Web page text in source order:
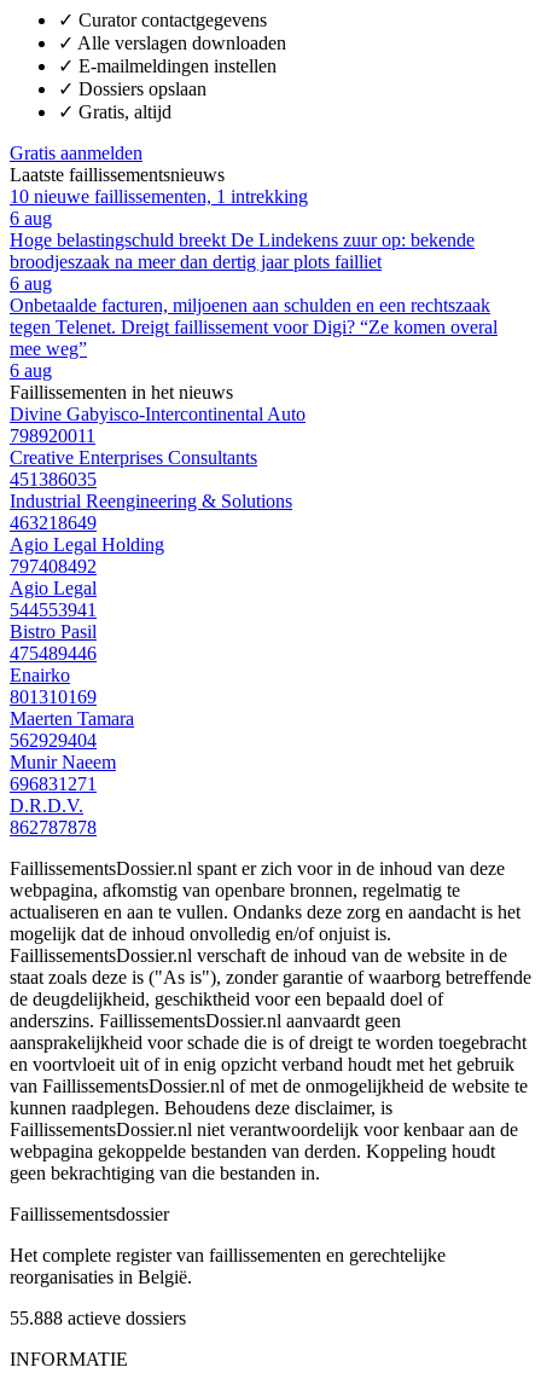
✓ Curator contactgegevens
✓ Alle verslagen downloaden
✓ E-mailmeldingen instellen
✓ Dossiers opslaan
✓ Gratis, altijd
Gratis aanmelden
Laatste faillissementsnieuws
10 nieuwe faillissementen, 1 intrekking
6 aug
Hoge belastingschuld breekt De Lindekens zuur op: bekende
broodjeszaak na meer dan dertig jaar plots failliet
6 aug
Onbetaalde facturen, miljoenen aan schulden en een rechtszaak
tegen Telenet. Dreigt faillissement voor Digi? “Ze komen overal
mee weg”
6 aug
Faillissementen in het nieuws
Divine Gabyisco-Intercontinental Auto
798920011
Creative Enterprises Consultants
451386035
Industrial Reengineering & Solutions
463218649
Agio Legal Holding
797408492
Agio Legal
544553941
Bistro Pasil
475489446
Enairko
801310169
Maerten Tamara
562929404
Munir Naeem
696831271
D.R.D.V.
862787878
FaillissementsDossier.nl spant er zich voor in de inhoud van deze
webpagina, afkomstig van openbare bronnen, regelmatig te
actualiseren en aan te vullen. Ondanks deze zorg en aandacht is het
mogelijk dat de inhoud onvolledig en/of onjuist is.
FaillissementsDossier.nl verschaft de inhoud van de website in de
staat zoals deze is ("As is"), zonder garantie of waarborg betreffende
de deugdelijkheid, geschiktheid voor een bepaald doel of
anderszins. FaillissementsDossier.nl aanvaardt geen
aansprakelijkheid voor schade die is of dreigt te worden toegebracht
en voortvloeit uit of in enig opzicht verband houdt met het gebruik
van FaillissementsDossier.nl of met de onmogelijkheid de website te
kunnen raadplegen. Behoudens deze disclaimer, is
FaillissementsDossier.nl niet verantwoordelijk voor kenbaar aan de
webpagina gekoppelde bestanden van derden. Koppeling houdt
geen bekrachtiging van die bestanden in.
Faillissementsdossier
Het complete register van faillissementen en gerechtelijke
reorganisaties in België.
55.888 actieve dossiers
INFORMATIE